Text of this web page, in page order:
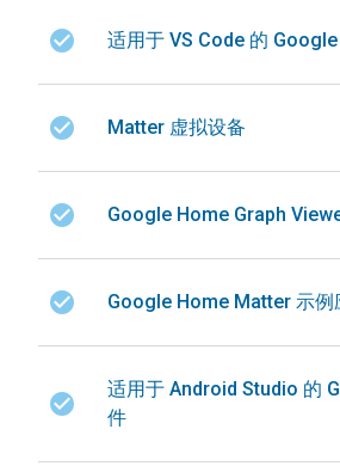
check_circle 适用于 VS Code 的
check_circle Matter 虚拟设备
check_circle Google Home Graph
check_circle Google Home Matter 示例
check_circle
适用于 Android Studio 的
件